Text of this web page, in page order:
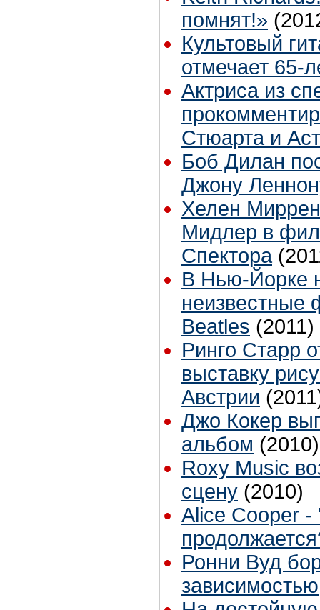
помнят!»
Культовый
отмечает 65-
Актриса из
Стюарта и
Боб Дилан
Джону
Хелен
Мидлер в
Спектора
В Нью-Йорке
неизвестные
Beatles (2011)
Ринго Старр
выставку
Австрии
Джо Кокер
альбом (2010)
Roxy Music
сцену (2010)
Alice Cooper
Ронни Вуд
зависимостью